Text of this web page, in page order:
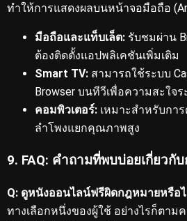
ทำให้การแสดงผลบนหน้าจอมือถือ
มือถือและแท็บเล็ต: รับชมผ่าน
ต้องติดตั้งแอปพลิเคชันเพิ่มเติม
Smart TV: สามารถใช้ระบบ
Browser บนทีวีเพื่อความสะใจ
คอมพิวเตอร์: เหมาะสำหรับกา
ลำโพงแยกคุณภาพสูง
9. FAQ: คำถามที่พบบ่อยเกี่ยวกั
Q: ดูหนังออนไลน์ฟรีผิดกฎหมายหรือ
ทางเลือกหนึ่งของผู้ใช้ อย่างไรก็ตาม